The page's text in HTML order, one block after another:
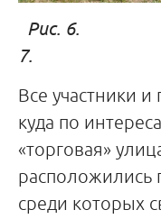
7.
Все участники и
куда по
«торговая»
расположились
среди которых